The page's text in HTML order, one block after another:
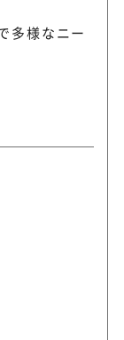
多様なニー